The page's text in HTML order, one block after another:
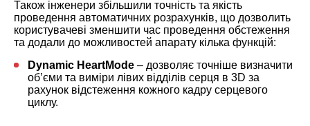
Також інженери збільшили точність та якість
проведення автоматичних розрахунків, що дозволить
користувачеві зменшити час проведення обстеження
та додали до можливостей апарату кілька функцій:
Dynamic HeartMode – дозволяє точніше визначити
об’єми та виміри лівих відділів серця в 3D за
рахунок відстеження кожного кадру серцевого
циклу.